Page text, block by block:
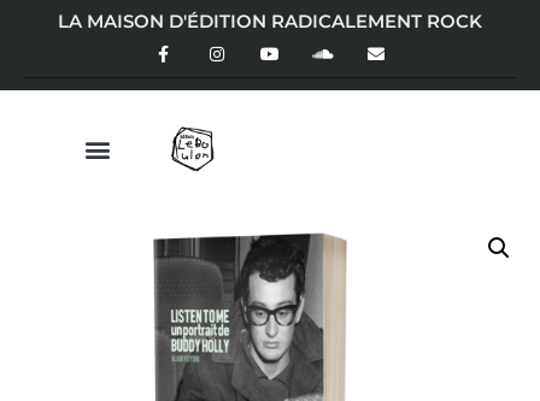
LA MAISON D'ÉDITION RADICALEMENT ROCK